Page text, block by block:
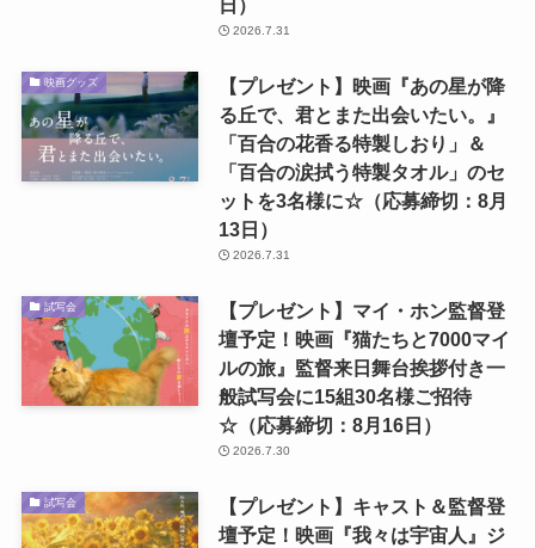
日）
2026.7.31
映画グッズ
【プレゼント】映画『あの星が降
る丘で、君とまた出会いたい。』
「百合の花香る特製しおり」＆
「百合の涙拭う特製タオル」のセ
ットを3名様に☆（応募締切：8月
13日）
2026.7.31
試写会
【プレゼント】マイ・ホン監督登
壇予定！映画『猫たちと7000マイ
ルの旅』監督来日舞台挨拶付き一
般試写会に15組30名様ご招待
☆（応募締切：8月16日）
2026.7.30
試写会
【プレゼント】キャスト＆監督登
壇予定！映画『我々は宇宙人』ジ